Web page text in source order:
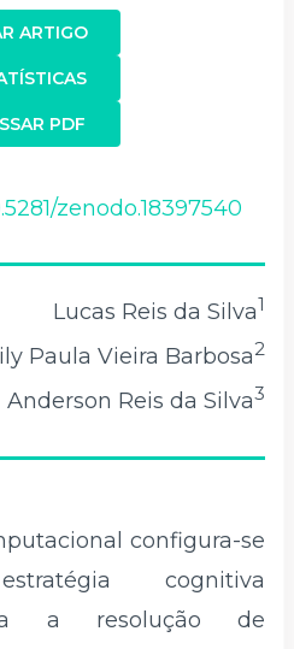
ARTIGO
PDF
zenodo.18397540
Lucas Reis da Silva1
Paula Vieira Barbosa2
Anderson Reis da Silva3
configura-se
cognitiva
a resolução de